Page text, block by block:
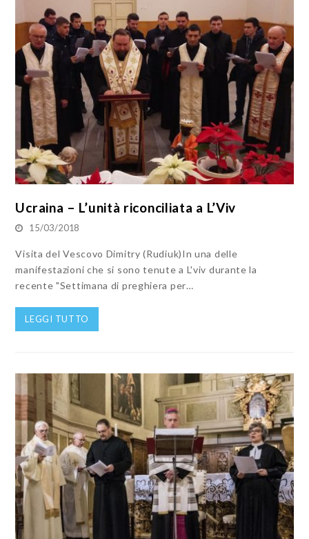
Ucraina – L’unità riconciliata a L’Viv
15/03/2018
Visita del Vescovo Dimitry (Rudiuk)In una delle
manifestazioni che si sono tenute a L'viv durante la
recente "Settimana di preghiera per…
LEGGI TUTTO